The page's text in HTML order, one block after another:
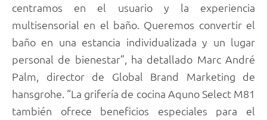
centramos en el usuario y la experiencia
multisensorial en el baño. Queremos convertir el
baño en una estancia individualizada y un lugar
personal de bienestar”, ha detallado Marc André
Palm, director de Global Brand Marketing de
hansgrohe. “La grifería de cocina Aquno Select M81
también ofrece beneficios especiales para el